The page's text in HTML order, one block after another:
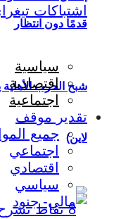
شبح الحرب الأهلية
لاين)
قدمًا دون انتظار
سياسية
اقتصادية
اجتماعية
تقدير موقف
جميع
اجتماعي
اقتصادي
سياسي